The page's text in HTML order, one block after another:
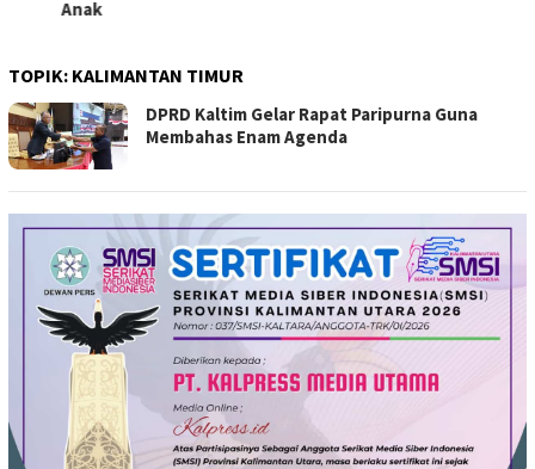
TOPIK: KALIMANTAN TIMUR
DPRD Kaltim Gelar Rapat Paripurna Guna
Membahas Enam Agenda